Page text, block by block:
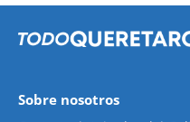
Sobre nosotros